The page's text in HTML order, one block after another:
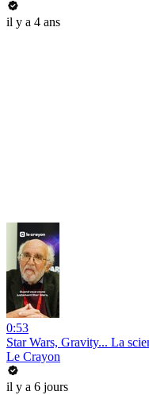
il y a 4 ans
0:53
Star Wars, Gravity... La
Le Crayon
il y a 6 jours